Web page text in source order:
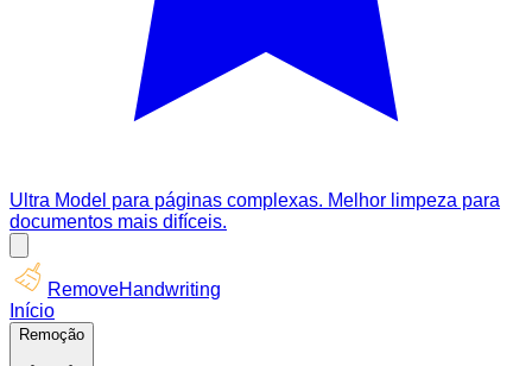
Ultra Model para páginas complexas. Melhor limpeza para
documentos mais difíceis.
RemoveHandwriting
Início
Remoção